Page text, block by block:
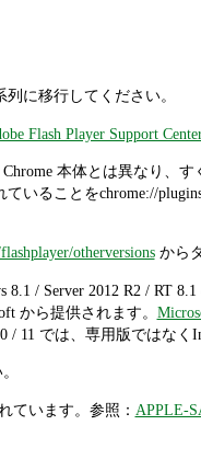
に移行してください。
Flash Player Support
本体とは異なり、
いることをchrome://
otherversionsから
/ Server 2012 R2 / RT
から提供されます。
11 では、専用版ではなく
ています。参照： APPLE-